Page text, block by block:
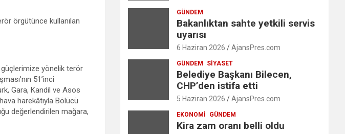
örgütünce kullanılan
güçlerimize yönelik terör
51’inci
Gara, Kandil ve Asos
harekâtıyla Bölücü
değerlendirilen mağara,
GÜNDEM
Bakanlıktan sahte yetkili servis
uyarısı
6 Haziran 2026 AjansPres.com
GÜNDEM SIYASET
Belediye Başkanı Bilecen,
CHP’den istifa etti
5 Haziran 2026 AjansPres.com
EKONOMI GÜNDEM
Kira zam oranı belli oldu